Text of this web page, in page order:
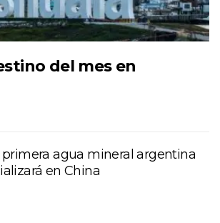
del mes en
agua mineral argentina
en China